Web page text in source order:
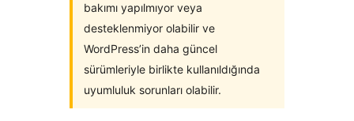
bakımı yapılmıyor veya
desteklenmiyor olabilir ve
WordPress’in daha güncel
sürümleriyle birlikte kullanıldığında
uyumluluk sorunları olabilir.